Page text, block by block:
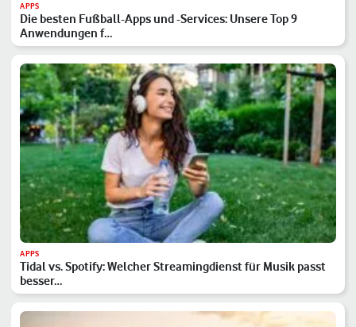
APPS
Die besten Fußball-Apps und -Services: Unsere Top 9
Anwendungen f…
APPS
Tidal vs. Spotify: Welcher Streamingdienst für Musik passt
besser…